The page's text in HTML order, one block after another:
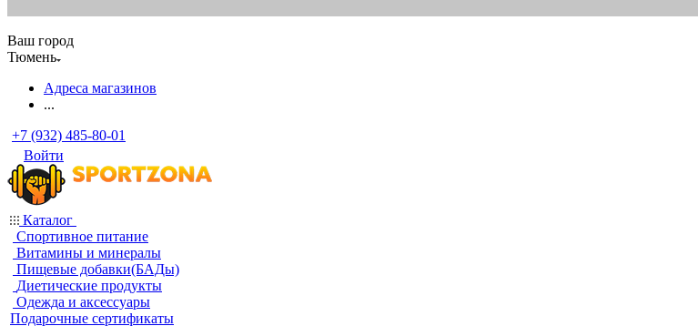
Ваш город
Тюмень
Адреса магазинов
...
+7 (932) 485-80-01
Войти
Каталог
Спортивное питание
Витамины и минералы
Пищевые добавки(БАДы)
Диетические продукты
Одежда и аксессуары
Подарочные сертификаты